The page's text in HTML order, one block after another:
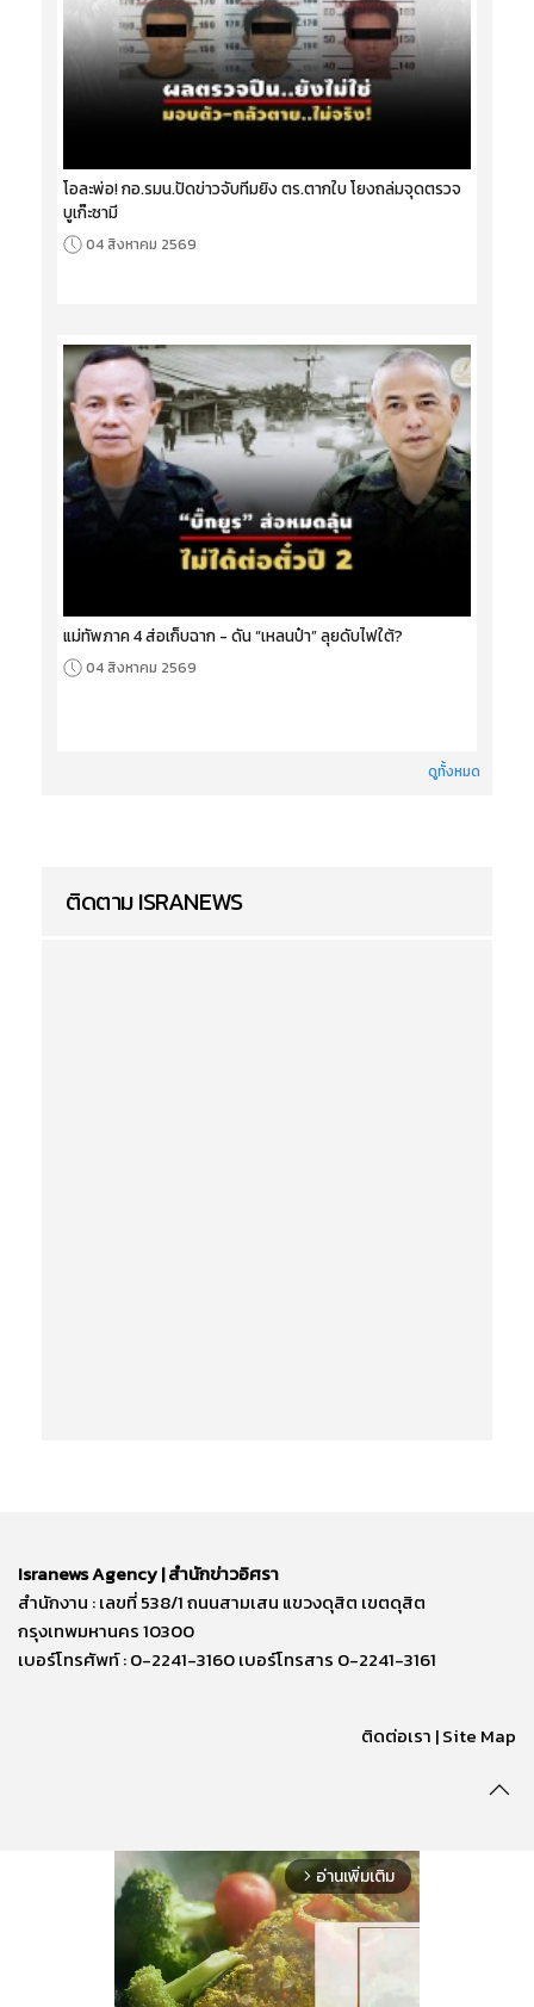
โอละพ่อ! กอ.รมน.ปัดข่าวจับทีมยิง ตร.ตากใบ โยงถล่มจุดตรวจ
บูเก๊ะซามี
04 สิงหาคม 2569
แม่ทัพภาค 4 ส่อเก็บฉาก - ดัน “เหลนป๋า” ลุยดับไฟใต้?
04 สิงหาคม 2569
ดูทั้งหมด
ติดตาม ISRANEWS
Isranews Agency | สำนักข่าวอิศรา
สำนักงาน : เลขที่ 538/1 ถนนสามเสน แขวงดุสิต เขตดุสิต
กรุงเทพมหานคร 10300
เบอร์โทรศัพท์ : 0-2241-3160 เบอร์โทรสาร 0-2241-3161
ติดต่อเรา | Site Map
arrow_forward_ios อ่านเพิ่มเติม